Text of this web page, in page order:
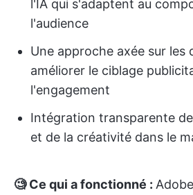
l'IA qui s'adaptent au
l'audience
Une approche axée sur les
améliorer le ciblage
l'engagement
Intégration transparente
et de la créativité dans le
🧐 Ce qui a fonctionné :